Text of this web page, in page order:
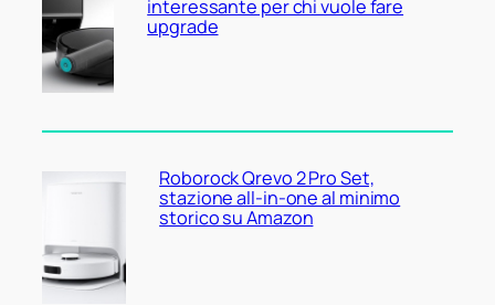
interessante per chi vuole fare
upgrade
Roborock Qrevo 2 Pro Set,
stazione all-in-one al minimo
storico su Amazon